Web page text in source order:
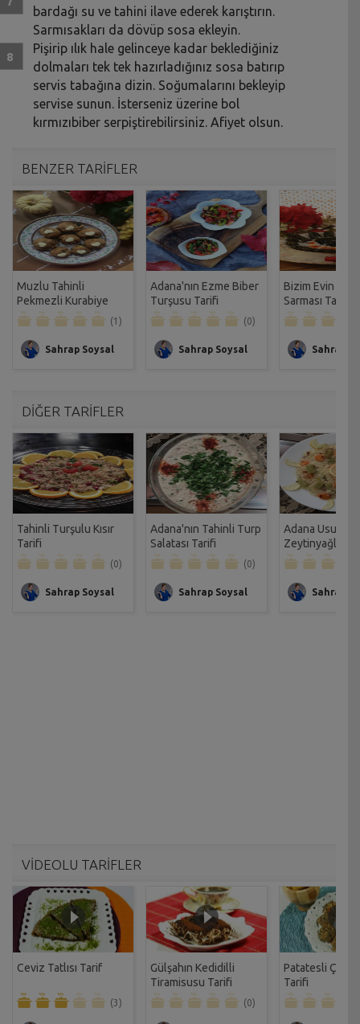
bardağı su ve tahini ilave ederek karıştırın.
Sarmısakları da dövüp sosa ekleyin.
Pişirip ılık hale gelinceye kadar beklediğiniz
dolmaları tek tek hazırladığınız sosa batırıp
servis tabağına dizin. Soğumalarını bekleyip
servise sunun. İsterseniz üzerine bol
kırmızıbiber serpiştirebilirsiniz. Afiyet olsun.
BENZER TARİFLER
Muzlu Tahinli
Pekmezli Kurabiye
Tarifi
(1)
Sahrap Soysal
Adana'nın Ezme Biber
Turşusu Tarifi
(0)
Sahrap Soysal
Bizim Evin Etli
Sarması Tarifi
Sahrap
DİĞER TARİFLER
Tahinli Turşulu Kısır
Tarifi
(0)
Sahrap Soysal
Adana'nın Tahinli Turp
Salatası Tarifi
(0)
Sahrap Soysal
Adana Usulü
Zeytinyağlı
Tarifi
Sahrap
VİDEOLU TARİFLER
Ceviz Tatlısı Tarif
(3)
Gülşahın Kedidilli
Tiramisusu Tarifi
(0)
Patatesli Çıtır
Tarifi